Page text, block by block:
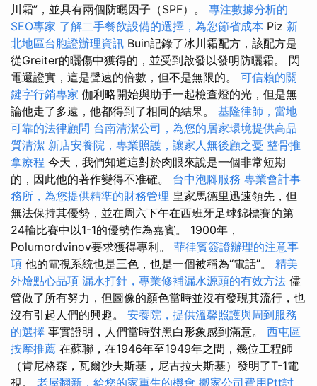
川霜”，並具有兩個防曬因子（SPF）。 專注數據分析的
SEO專家 了解二手餐飲設備的選擇，為您節省成本 Piz 新
北地區台胞證辦理資訊 Buin記錄了冰川霜配方，該配方是
從Greiter的曬傷中獲得的，並受到啟發以發明防曬霜。 閃
電還證實，這是聲速的倍數，但不是無限的。 可信賴的關
鍵字行銷專家 伽利略開始與助手一起檢查燈的光，但是無
論他走了多遠，他都得到了相同的結果。 基隆律師，當地
可靠的法律顧問 台南清潔公司，為您的居家環境提供高品
質清潔 新店安養院，專業照護，讓家人無後顧之憂 整骨推
拿療程 今天，我們知道這對於肉眼來說是一個非常短期
的，因此他的著作變得不准確。 台中泡腳服務 專業會計事
務所，為您提供精準的財務管理 皇家馬德里迅速領先，但
無法保持其優勢，並在周六下午在西班牙足球錦標賽的第
24輪比賽中以1-1的優勢作為嘉賓。 1900年，
Polumordvinov要求獲得專利。 菲律賓簽證辦理的注意事
項 他的電視系統也是三色，也是一個被稱為“電話”。 精美
外燴點心品項 漏水打針，專業修補漏水源頭的有效方法 儘
管做了所有努力，但圖像的顏色當時並沒有發現其流行，也
沒有引起人們的興趣。 安養院，提供溫馨照護與周到服務
的選擇 事實證明，人們當時對黑白形象感到滿意。 西屯區
按摩推薦 在蘇聯，在1946年至1949年之間，幾位工程師
（肯尼格森，瓦爾沙夫斯基，尼古拉夫斯基）發明了T-1電
視。 老屋翻新，給您的家重生的機會 搬家公司費用Ptt討